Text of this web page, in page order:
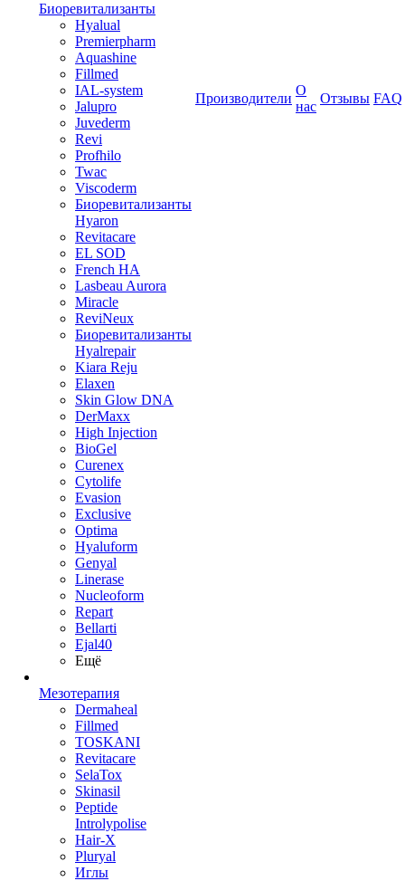
Биоревитализанты
Hyalual
Premierpharm
Aquashine
Fillmed
IAL-system
Jalupro
Juvederm
Revi
Profhilo
Twac
Viscoderm
Биоревитализанты
Hyaron
Revitacare
EL SOD
French HA
Lasbeau Aurora
Miracle
ReviNeux
Биоревитализанты
Hyalrepair
Kiara Reju
Elaxen
Skin Glow DNA
DerMaxx
High Injection
BioGel
Curenex
Cytolife
Evasion
Exclusive
Optima
Hyaluform
Genyal
Linerase
Nucleoform
Repart
Bellarti
Ejal40
Ещё
Мезотерапия
Dermaheal
Fillmed
TOSKANI
Revitacare
SelaTox
Skinasil
Peptide
Introlypolise
Hair-X
Pluryal
Иглы
Производители
О
нас
Отзывы FAQ